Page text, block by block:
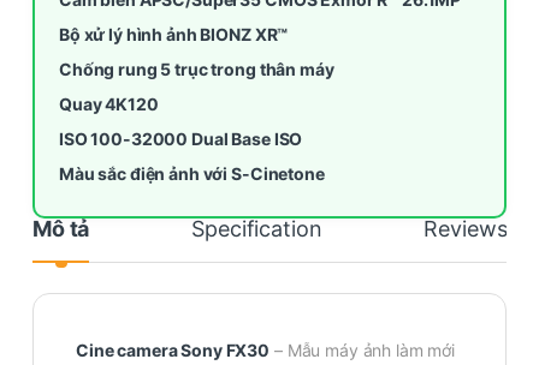
Bộ xử lý hình ảnh BIONZ XR™
Chống rung 5 trục trong thân máy
Quay 4K120
ISO 100-32000 Dual Base ISO
Màu sắc điện ảnh với S-Cinetone
Mô tả Specification Reviews
Cine camera Sony FX30 – Mẫu máy ảnh làm mới